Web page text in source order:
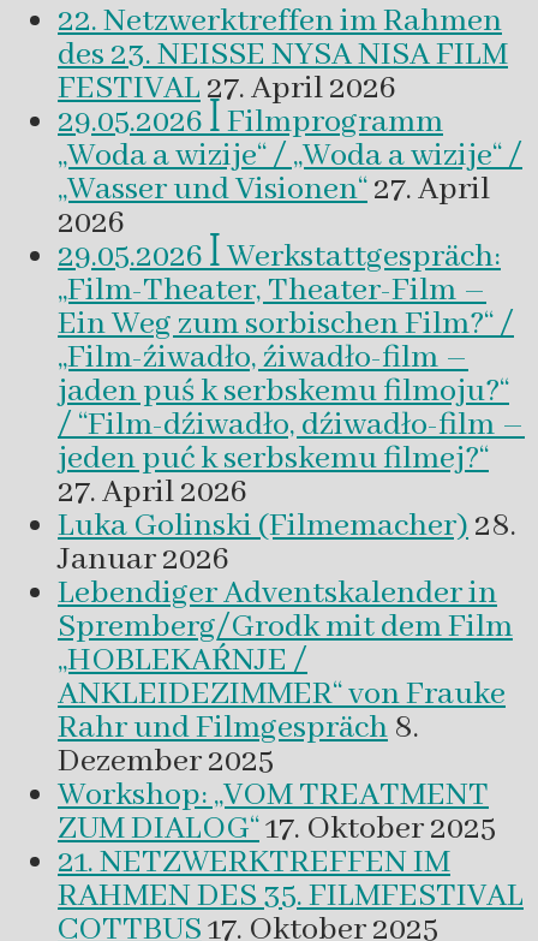
22. Netzwerktreffen im Rahmen
des 23. NEISSE NYSA NISA FILM
FESTIVAL27. April 2026
29.05.2026 ꟾ Filmprogramm
„Woda a wizije“ / „Woda a wizije“ /
„Wasser und Visionen“27. April
2026
29.05.2026 ꟾ Werkstattgespräch:
„Film-Theater, Theater-Film –
Ein Weg zum sorbischen Film?“ /
„Film-źiwadło, źiwadło-film –
jaden puś k serbskemu filmoju?“
/ “Film-dźiwadło, dźiwadło-film –
jeden puć k serbskemu filmej?“
27. April 2026
Luka Golinski (Filmemacher)28.
Januar 2026
Lebendiger Adventskalender in
Spremberg/Grodk mit dem Film
„HOBLEKAŔNJE /
ANKLEIDEZIMMER“ von Frauke
Rahr und Filmgespräch 8.
Dezember 2025
Workshop: „VOM TREATMENT
ZUM DIALOG“17. Oktober 2025
21. NETZWERKTREFFEN IM
RAHMEN DES 35. FILMFESTIVAL
COTTBUS17. Oktober 2025